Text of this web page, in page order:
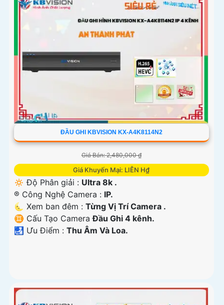
ĐẦU GHI KBVISION KX-A4K8114N2
Giá Bán: 2,480,000 ₫
Giá Khuyến Mại: LIÊN H₫
🔅 Độ Phân giải : Ultra 8k .
®️ Công Nghệ Camera : IP.
🌜 Xem ban đêm : Từng Vị Trí Camera .
♊ Cấu Tạo CameraĐầu Ghi 4 kênh.
️🛃 Ưu Điểm : Thu Âm Và Loa.